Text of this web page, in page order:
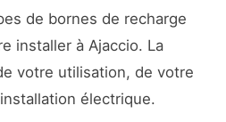
de bornes de recharge
installer à Ajaccio. La
votre utilisation, de votre
électrique.